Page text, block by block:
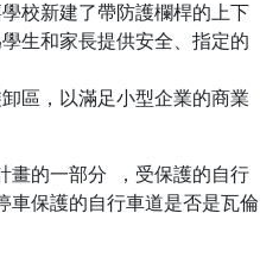
校新建了帶防護欄桿的上下
生和家長提供安全、指定的
區，以滿足小型企業的商業
畫的一部分
，受保護的自行
車保護的自行車道是否是瓦倫